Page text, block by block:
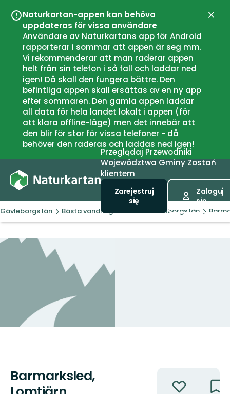
Naturkartan-appen kan behöva
uppdateras för vissa användare
Användare av Naturkartans app för Android
rapporterar i sommar att appen är seg mm.
Vi rekommenderar att man raderar appen
helt från sin telefon i så fall och laddar ned
igen! Då skall den fungera bättre. Den
befintliga appen skall ersättas av en ny app
efter sommaren. Den gamla appen laddar
all data för hela landet lokalt i appen (för
att klara offline-läge) men det innebär att
den blir för stor för vissa telefoner - då
behöver den raderas och laddas ned igen!
Przeglądaj Przewodniki
Województwa Gminy Zostań
klientem
Zarejestruj
się
Zaloguj
się
Gävleborgs län Bästa vandringslederna i Gävleborgs län
Barmarksled,